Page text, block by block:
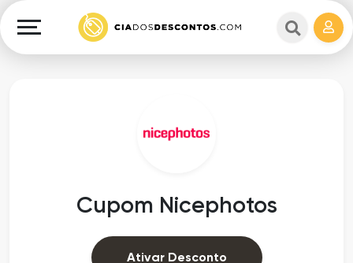
Cashback
Lojas
Explorar
Cupons
DinheiroCupom Nicephotos
Ativar Desconto